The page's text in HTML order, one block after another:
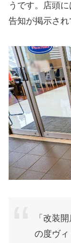
うです。店頭
告知が掲示され
「改装
の度ヴ